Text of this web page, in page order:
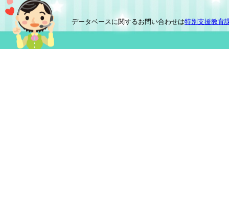
データベースに関するお問い合わせは特別支援教育